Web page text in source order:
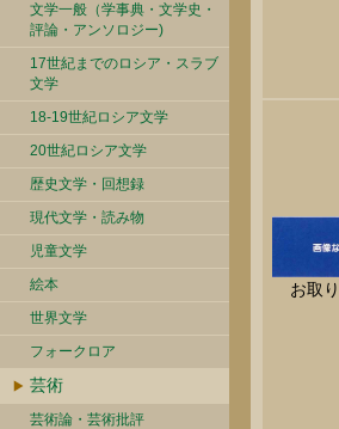
文学一般（学事典・文学史・
評論・アンソロジー)
17世紀までのロシア・スラブ
文学
18-19世紀ロシア文学
20世紀ロシア文学
歴史文学・回想録
現代文学・読み物
児童文学
絵本
世界文学
フォークロア
芸術
芸術論・芸術批評
お取